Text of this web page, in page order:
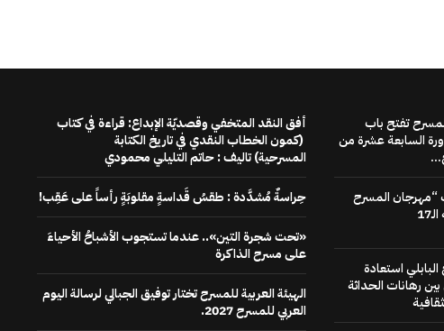
تفتح باب
السابعة عشرة من
“مهرجان المسرح
استعادة
رهانات الحداثة
أفق النقد المتخفي وقصديّة الإبداع: قراءة في كتاب
(كمون الخطاب النقدي في تاريخ الكتابة
المسرحية) تاليف : حاتم التليلي محمودي
حِراسةٌ مُشدَّدة : طقسُ قَداسةٍ مقلوبَةٍ رأساً على عَقِب!
«تحت شجرة التين».. عندما تستجوب الأشباحُ الأحياءَ
على مسرح الذاكرة
الهيئة العربية للمسرح تختار توفيق الجبالي لرسالة اليوم
العربي للمسرح 2027.